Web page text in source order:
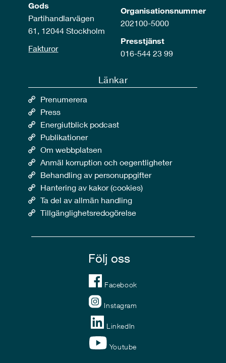
Gods
Partihandlarvägen
61, 12044 Stockholm
Fakturor
Organisationsnummer
202100-5000
Presstjänst
016-544 23 99
Länkar
Prenumerera
Press
Energiutblick podcast
Publikationer
Om webbplatsen
Anmäl korruption och oegentligheter
Behandling av personuppgifter
Hantering av kakor (cookies)
Ta del av allmän handling
Tillgänglighetsredogörelse
Följ oss
Facebook
Instagram
LinkedIn
Youtube